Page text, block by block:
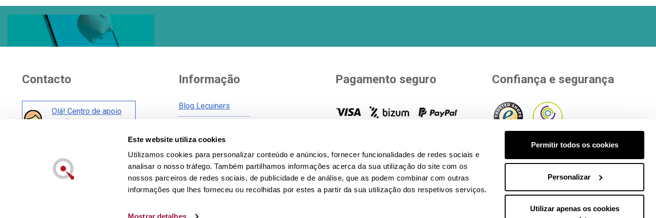
Este website utiliza cookies
Utilizamos cookies para personalizar conteúdo e anúncios, fornecer funcionalidades de redes sociais e
analisar o nosso tráfego. Também partilhamos informações acerca da sua utilização do site com os
nossos parceiros de redes sociais, de publicidade e de análise, que as podem combinar com outras
informações que lhes forneceu ou recolhidas por estes a partir da sua utilização dos respetivos serviços.
Permitir todos os cookies
Personalizar
Utilizar apenas os cookies
Contacto
Olá! Centro de apoio
ao cliente
Informação
Blog Lecuiners
Condições de envio
Condições gerais
Cookies policy
Política de privacidade
Pagamento seguro
todos os métodos de pagamento.
Confiança e segurança
Aderimos a entidades independentes
que avaliam a nossa qualidade.